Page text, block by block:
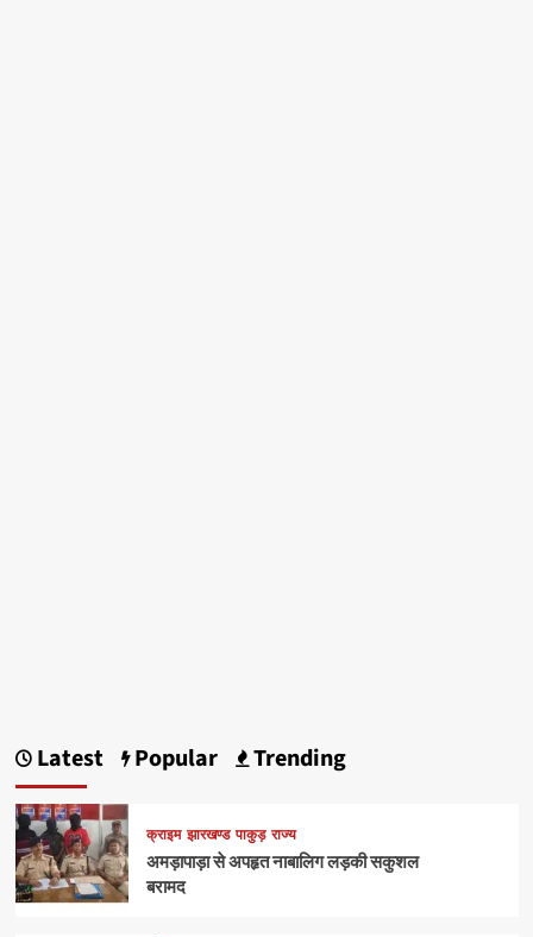
Latest Popular Trending
क्राइम झारखण्ड पाकुड़ राज्य
अमड़ापाड़ा से अपहृत नाबालिग लड़की सकुशल
बरामद